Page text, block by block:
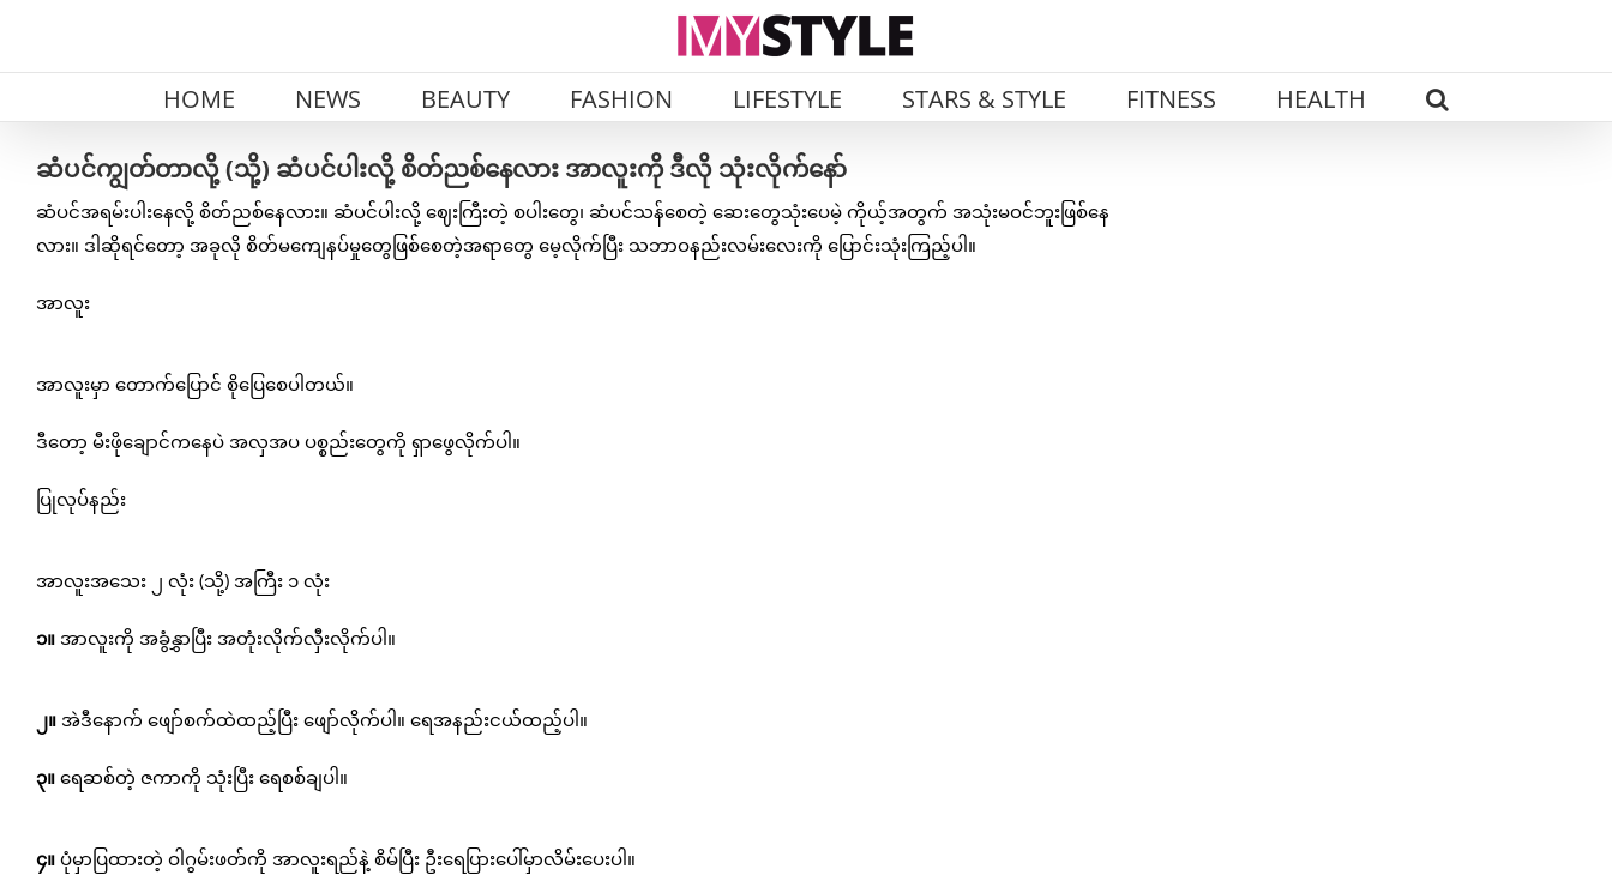
HOME NEWS BEAUTY FASHION LIFESTYLE STARS & STYLE FITNESS HEALTH
ဆံပင်ကျွတ်တာလို့ (သို့) ဆံပင်ပါးလို့ စိတ်ညစ်နေလား အာလူးကို ဒီလို သုံးလိုက်နော်
ဆံပင်အရမ်းပါးနေလို့ စိတ်ညစ်နေလား။ ဆံပင်ပါးလို့ ဈေးကြီးတဲ့ စပါးတွေ၊ ဆံပင်သန်စေတဲ့ ဆေးတွေသုံးပေမဲ့ ကိုယ့်အတွက် အသုံးမဝင်ဘူးဖြစ်နေ
လား။ ဒါဆိုရင်တော့ အခုလို စိတ်မကျေနပ်မှုတွေဖြစ်စေတဲ့အရာတွေ မေ့လိုက်ပြီး သဘာဝနည်းလမ်းလေးကို ပြောင်းသုံးကြည့်ပါ။
အာလူး
အာလူးမှာ တောက်ပြောင် စိုပြေစေပါတယ်။
ဒီတော့ မီးဖိုချောင်ကနေပဲ အလှအပ ပစ္စည်းတွေကို ရှာဖွေလိုက်ပါ။
ပြုလုပ်နည်း
အာလူးအသေး ၂ လုံး (သို့) အကြီး ၁ လုံး
၁။ အာလူးကို အခွံနွှာပြီး အတုံးလိုက်လှီးလိုက်ပါ။
၂။ အဲဒီနောက် ဖျော်စက်ထဲထည့်ပြီး ဖျော်လိုက်ပါ။ ရေအနည်းငယ်ထည့်ပါ။
၃။ ရေဆစ်တဲ့ ဇကာကို သုံးပြီး ရေစစ်ချပါ။
၄။ ပုံမှာပြထားတဲ့ ဝါဂွမ်းဖတ်ကို အာလူးရည်နဲ့ စိမ်ပြီး ဦးရေပြားပေါ်မှာလိမ်းပေးပါ။